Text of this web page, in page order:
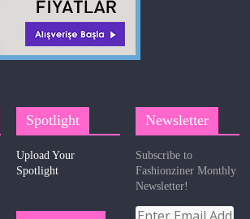
Spotlight
Upload Your
Spotlight
Newsletter
Subscribe to
Fashionziner Monthly
Newsletter!